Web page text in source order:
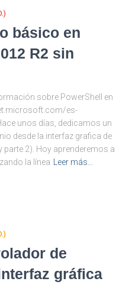
básico en
R2 sin
sobre PowerShell en
es-
unos días, dedicamos un
desde la interfaz grafica de
parte 2). Hoy aprenderemos a
la línea
Leer más…
de
gráfica